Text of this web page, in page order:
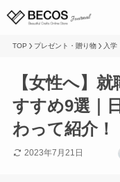
TOP プレゼント・贈り物 入学
【女性へ】
すすめ9選｜
わって紹介！
2023年7月21日